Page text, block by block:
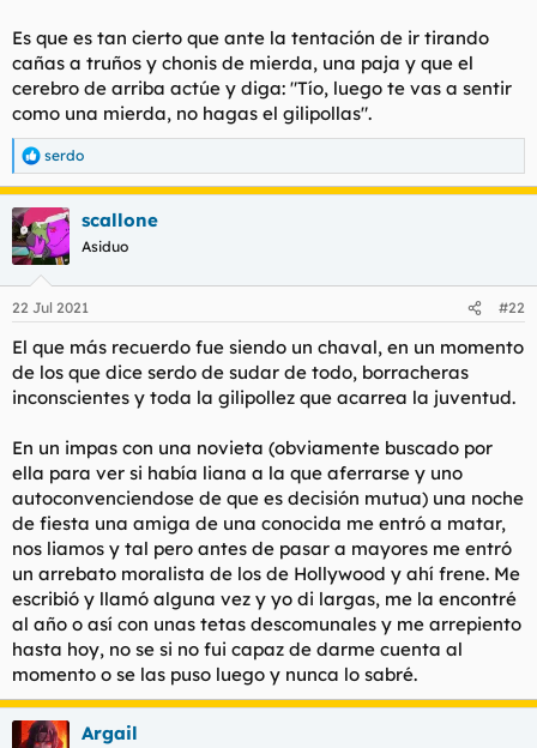
Es que es tan cierto que ante la tentación de ir tirando
cañas a truños y chonis de mierda, una paja y que el
cerebro de arriba actúe y diga: "Tío, luego te vas a sentir
como una mierda, no hagas el gilipollas".
R
e
a
c
c
i
e
:
serdo
scallone
Asiduo
22 Jul 2021 #22
El que más recuerdo fue siendo un chaval, en un momento
de los que dice serdo de sudar de todo, borracheras
inconscientes y toda la gilipollez que acarrea la juventud.
En un impas con una novieta (obviamente buscado por
ella para ver si había liana a la que aferrarse y uno
autoconvenciendose de que es decisión mutua) una noche
de fiesta una amiga de una conocida me entró a matar,
nos liamos y tal pero antes de pasar a mayores me entró
un arrebato moralista de los de Hollywood y ahí frene. Me
escribió y llamó alguna vez y yo di largas, me la encontré
al año o así con unas tetas descomunales y me arrepiento
hasta hoy, no se si no fui capaz de darme cuenta al
momento o se las puso luego y nunca lo sabré.
Argail